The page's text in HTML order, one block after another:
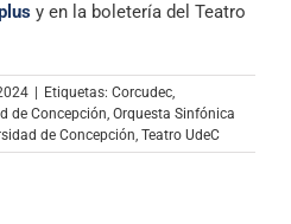
y en la boletería del Teatro
Etiquetas: Corcudec,
de Concepción, Orquesta Sinfónica
de Concepción, Teatro UdeC